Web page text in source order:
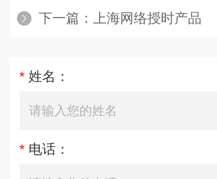
下一篇： 上海网络授时产品
* 姓名：
* 电话：